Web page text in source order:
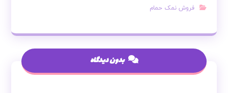
فروش نمک حمام
بدون دیدگاه